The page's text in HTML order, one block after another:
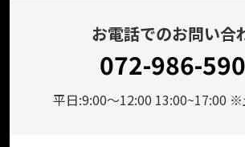
お電話でのお問い合
072-986-
平日:9:00～12:00 13:00~17:00 ※